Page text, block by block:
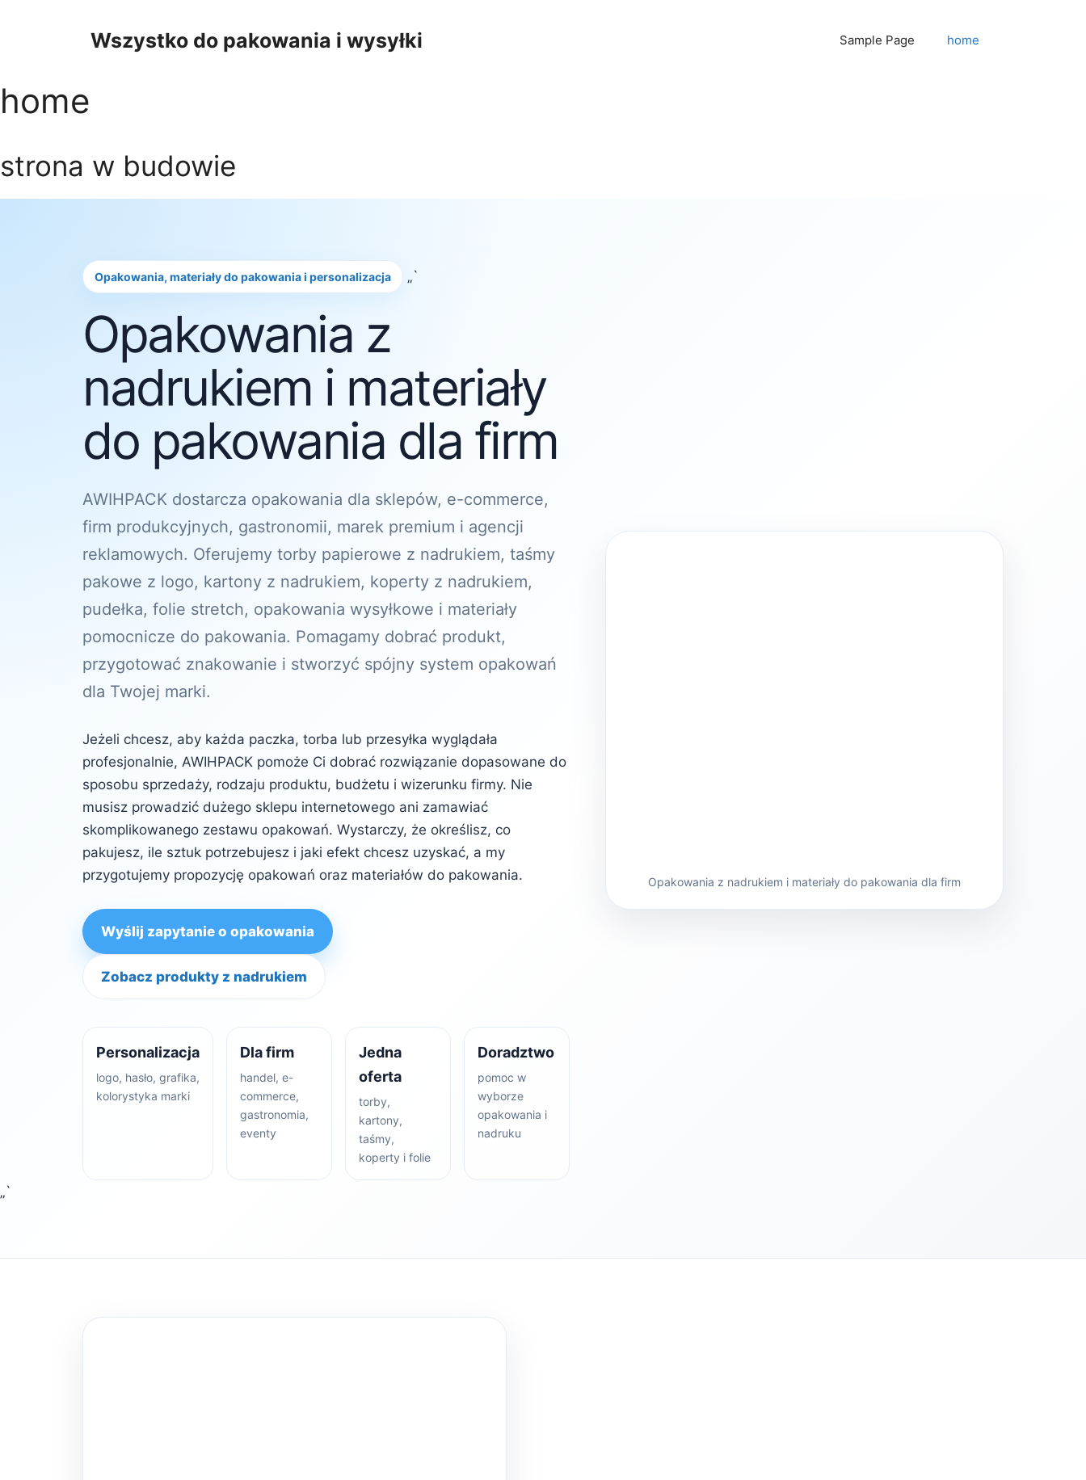
Wszystko do pakowania i wysyłki Sample Page home
home
strona w budowie
Opakowania, materiały do pakowania i personalizacja „`
Opakowania z
nadrukiem i materiały
do pakowania dla firm
AWIHPACK dostarcza opakowania dla sklepów, e-commerce,
firm produkcyjnych, gastronomii, marek premium i agencji
reklamowych. Oferujemy torby papierowe z nadrukiem, taśmy
pakowe z logo, kartony z nadrukiem, koperty z nadrukiem,
pudełka, folie stretch, opakowania wysyłkowe i materiały
pomocnicze do pakowania. Pomagamy dobrać produkt,
przygotować znakowanie i stworzyć spójny system opakowań
dla Twojej marki.
Jeżeli chcesz, aby każda paczka, torba lub przesyłka wyglądała
profesjonalnie, AWIHPACK pomoże Ci dobrać rozwiązanie dopasowane do
sposobu sprzedaży, rodzaju produktu, budżetu i wizerunku firmy. Nie
musisz prowadzić dużego sklepu internetowego ani zamawiać
skomplikowanego zestawu opakowań. Wystarczy, że określisz, co
pakujesz, ile sztuk potrzebujesz i jaki efekt chcesz uzyskać, a my
przygotujemy propozycję opakowań oraz materiałów do pakowania.
Wyślij zapytanie o opakowania
Zobacz produkty z nadrukiem
Personalizacja
logo, hasło, grafika,
kolorystyka marki
Dla firm
handel, e-
commerce,
gastronomia,
eventy
Jedna
oferta
torby,
kartony,
taśmy,
koperty i folie
Doradztwo
pomoc w
wyborze
opakowania i
nadruku
Opakowania z nadrukiem i materiały do pakowania dla firm
„`